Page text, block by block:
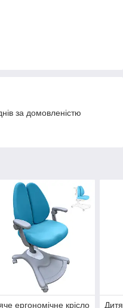
за домовленістю
ергономічне крісло